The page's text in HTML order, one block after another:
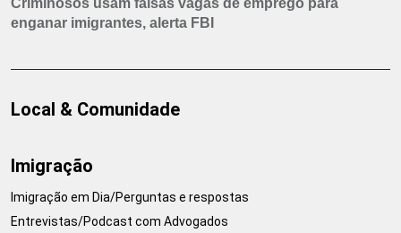
enganar imigrantes, alerta FBI
Local & Comunidade
Imigração
Imigração em Dia/Perguntas e respostas
Entrevistas/Podcast com Advogados